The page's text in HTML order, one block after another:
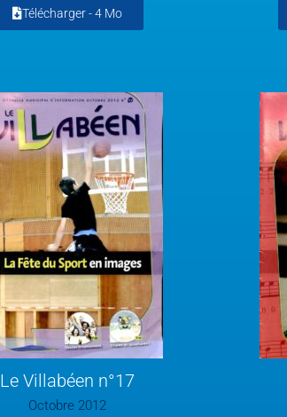
Télécharger -4 Mo
Le Villabéen n°17
Octobre 2012